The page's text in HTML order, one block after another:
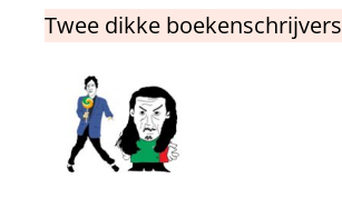
Twee dikke boekenschrijvers